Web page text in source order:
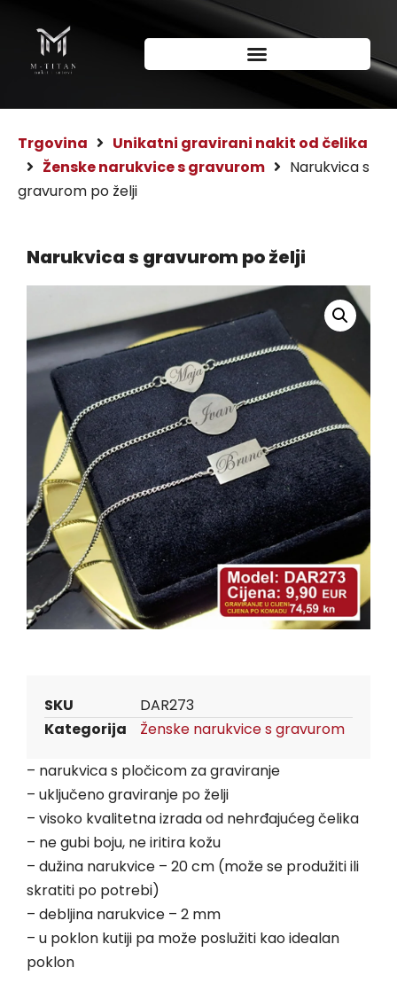
Trgovina
Unikatni gravirani nakit od čelika
Ženske narukvice s gravurom
Narukvica s
gravurom po želji
Narukvica s gravurom po želji
SKU DAR273
Kategorija Ženske narukvice s gravurom
– narukvica s pločicom za graviranje
– uključeno graviranje po želji
– visoko kvalitetna izrada od nehrđajućeg čelika
– ne gubi boju, ne iritira kožu
– dužina narukvice – 20 cm (može se produžiti ili
skratiti po potrebi)
– debljina narukvice – 2 mm
– u poklon kutiji pa može poslužiti kao idealan
poklon